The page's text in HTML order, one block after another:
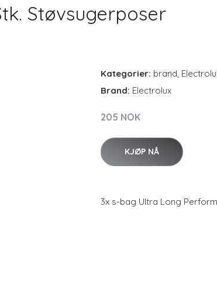
Støvsugerposer
Kategorier: brand,
Brand: Electrolux
205 NOK
KJØP NÅ
3x s-bag Ultra Long